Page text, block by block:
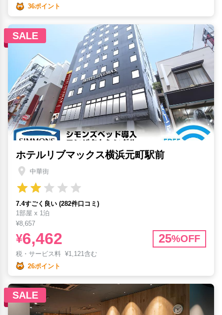
36ポイント
SALE
ホテルリブマックス横浜元町駅前
中華街
7.4すごく良い (282件口コミ)
1部屋 x 1泊
¥8,657
¥6,462 25%OFF
税・サービス料 ¥1,121含む
26ポイント
SALE